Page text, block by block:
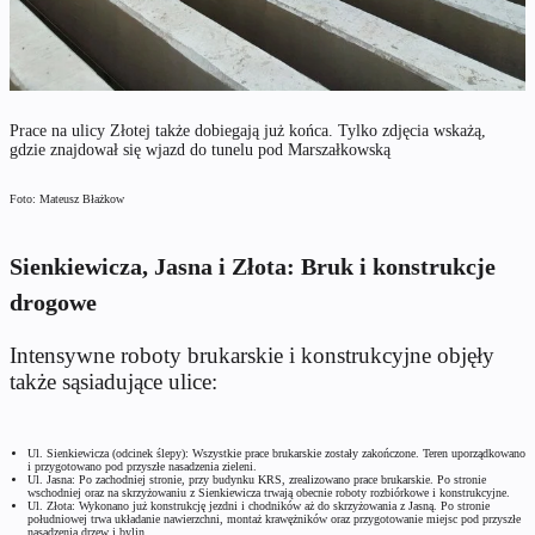
Prace na ulicy Złotej także dobiegają już końca. Tylko zdjęcia wskażą,
gdzie znajdował się wjazd do tunelu pod Marszałkowską
Foto: Mateusz Błażkow
Sienkiewicza, Jasna i Złota: Bruk i konstrukcje
drogowe
Intensywne roboty brukarskie i konstrukcyjne objęły
także sąsiadujące ulice:
Ul. Sienkiewicza (odcinek ślepy): Wszystkie prace brukarskie zostały zakończone. Teren uporządkowano
i przygotowano pod przyszłe nasadzenia zieleni.
Ul. Jasna: Po zachodniej stronie, przy budynku KRS, zrealizowano prace brukarskie. Po stronie
wschodniej oraz na skrzyżowaniu z Sienkiewicza trwają obecnie roboty rozbiórkowe i konstrukcyjne.
Ul. Złota: Wykonano już konstrukcję jezdni i chodników aż do skrzyżowania z Jasną. Po stronie
południowej trwa układanie nawierzchni, montaż krawężników oraz przygotowanie miejsc pod przyszłe
nasadzenia drzew i bylin.